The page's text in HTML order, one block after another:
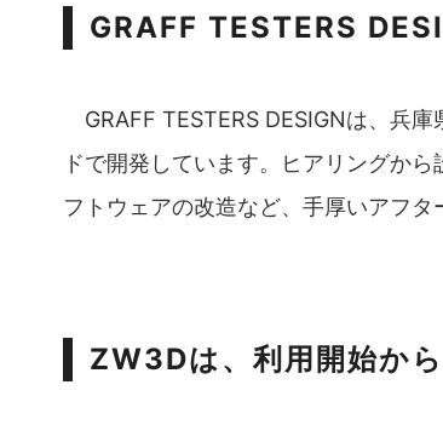
GRAFF TESTERS
GRAFF TESTERS DESIGNは、兵
ドで開発しています。ヒアリングか
フトウェアの改造など、手厚いアフタ
ZW3Dは、利用開始か